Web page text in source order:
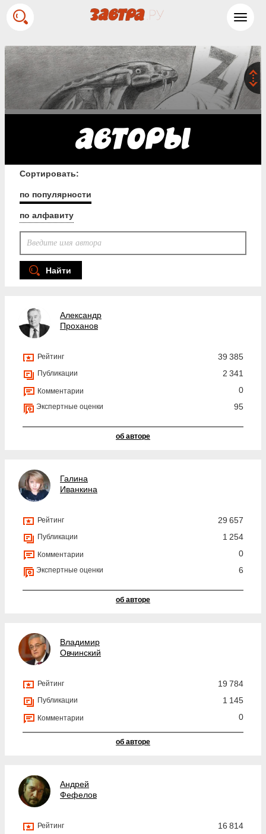
Сортировать:
по популярности
по алфавиту
Найти
Александр
Проханов
Рейтинг 39 385
Публикации 2 341
Комментарии 0
Экспертные оценки 95
об авторе
Галина
Иванкина
Рейтинг 29 657
Публикации 1 254
Комментарии 0
Экспертные оценки 6
об авторе
Владимир
Овчинский
Рейтинг 19 784
Публикации 1 145
Комментарии 0
об авторе
Андрей
Фефелов
Рейтинг 16 814